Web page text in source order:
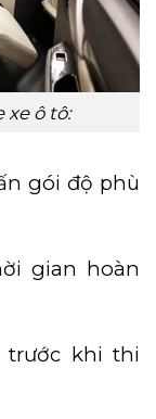
xe ô tô:
gói độ phù
gian hoàn
trước khi thi